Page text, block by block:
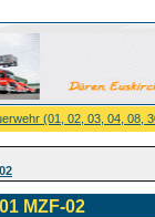
(01, 02, 03, 04, 08,
MZF-02